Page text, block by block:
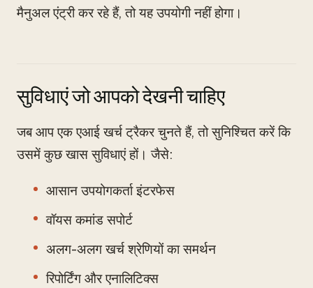
मैनुअल एंट्री कर रहे हैं, तो यह उपयोगी नहीं होगा।
सुविधाएं जो आपको देखनी चाहिए
जब आप एक एआई खर्च ट्रैकर चुनते हैं, तो सुनिश्चित करें कि
उसमें कुछ खास सुविधाएं हों। जैसे:
आसान उपयोगकर्ता इंटरफेस
वॉयस कमांड सपोर्ट
अलग-अलग खर्च श्रेणियों का समर्थन
रिपोर्टिंग और एनालिटिक्स